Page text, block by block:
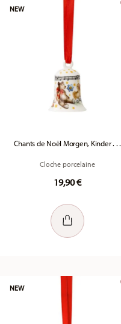
Chants de Noël Morgen, Kinder . . .
Cloche porcelaine
19,90 €
NEW
NEW